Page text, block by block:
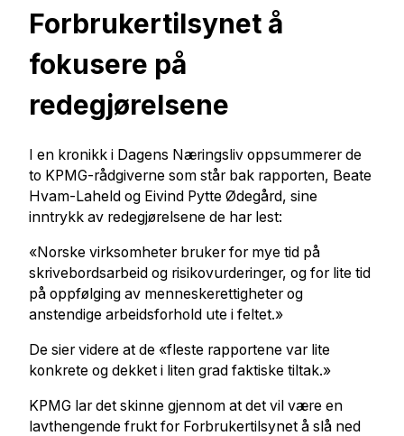
Forbrukertilsynet å
fokusere på
redegjørelsene
I en kronikk i Dagens Næringsliv oppsummerer de
to KPMG-rådgiverne som står bak rapporten, Beate
Hvam-Laheld og Eivind Pytte Ødegård, sine
inntrykk av redegjørelsene de har lest:
«Norske virksomheter bruker for mye tid på
skrivebordsarbeid og risikovurderinger, og for lite tid
på oppfølging av menneskerettigheter og
anstendige arbeidsforhold ute i feltet.»
De sier videre at de «fleste rapportene var lite
konkrete og dekket i liten grad faktiske tiltak.»
KPMG lar det skinne gjennom at det vil være en
lavthengende frukt for Forbrukertilsynet å slå ned